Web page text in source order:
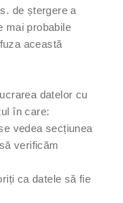
de ștergere a
mai probabile
această
datelor cu
în care:
vedea secțiunea
verificăm
ca datele să fie